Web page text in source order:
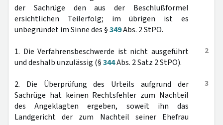
der Sachrüge den aus der Beschlußformel
ersichtlichen Teilerfolg; im übrigen ist es
unbegründet im Sinne des §349Abs. 2 StPO.
2
1. Die Verfahrensbeschwerde ist nicht ausgeführt
und deshalb unzulässig (§344Abs. 2 Satz 2 StPO).
3
2. Die Überprüfung des Urteils aufgrund der
Sachrüge hat keinen Rechtsfehler zum Nachteil
des Angeklagten ergeben, soweit ihn das
Landgericht der zum Nachteil seiner Ehefrau